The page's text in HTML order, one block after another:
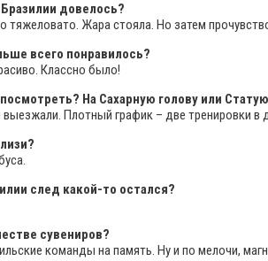
довелось?
Жара стояла. Но затем
всего понравилось?
Классно было!
На Сахарную голову или
выезжали. Плотный график – две тренировки в
след какой-то остался?
сувениров?
команды на память. Ну и по мелочи,